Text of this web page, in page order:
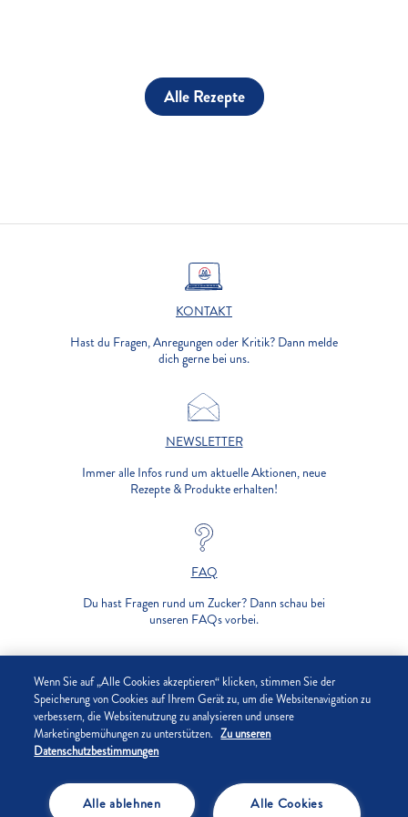
Alle Rezepte
KONTAKT
Hast du Fragen, Anregungen oder Kritik? Dann melde
dich gerne bei uns.
NEWSLETTER
Immer alle Infos rund um aktuelle Aktionen, neue
Rezepte & Produkte erhalten!
FAQ
Du hast Fragen rund um Zucker? Dann schau bei
unseren FAQs vorbei.
UNTERNEHMEN
DATENSCHUTZ
COOKIE-EINSTELLUNGEN
Wenn Sie auf „Alle Cookies akzeptieren“ klicken, stimmen Sie der
Speicherung von Cookies auf Ihrem Gerät zu, um die Websitenavigation zu
verbessern, die Websitenutzung zu analysieren und unsere
Marketingbemühungen zu unterstützen. Zu unseren
Datenschutzbestimmungen
Alle Cookies
Alle ablehnen